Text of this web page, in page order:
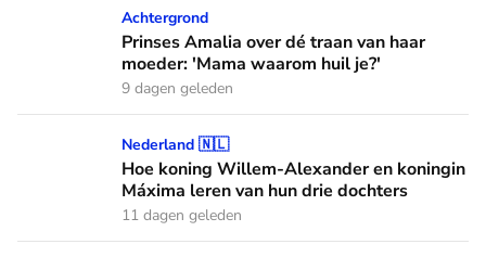
Prinses Amalia over dé traan van haar moeder: 'Mama
Achtergrond
Prinses Amalia over dé traan van haar
moeder: 'Mama waarom huil je?'
9 dagen geleden
Hoe koning Willem-Alexander en koningin Máxima leren
Nederland 🇳🇱
Hoe koning Willem-Alexander en koningin
Máxima leren van hun drie dochters
11 dagen geleden